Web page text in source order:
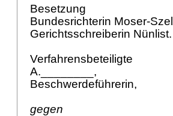
Besetzung
Bundesrichterin Moser-
Gerichtsschreiberin Nünlist.
Verfahrensbeteiligte
A.________,
Beschwerdeführerin,
gegen